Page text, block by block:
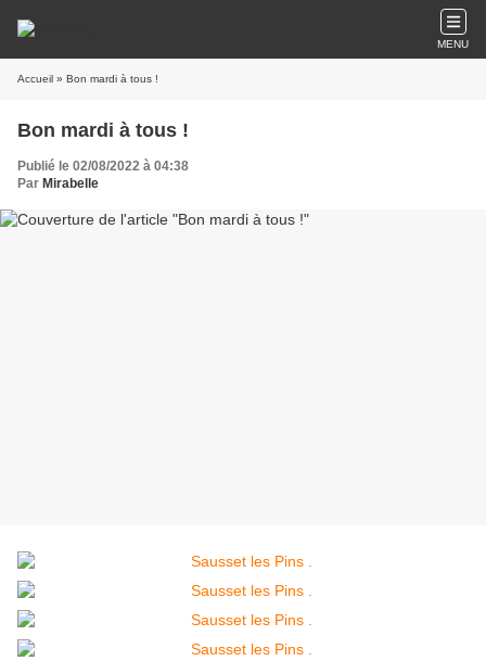
MENU
Accueil » Bon mardi à tous !
Bon mardi à tous !
Publié le 02/08/2022 à 04:38
Par Mirabelle